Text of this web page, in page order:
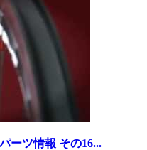
ーツ情報 その16...